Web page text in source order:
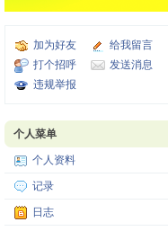
加为好友
给我留言
打个招呼
发送消息
违规举报
个人菜单
个人资料
记录
日志